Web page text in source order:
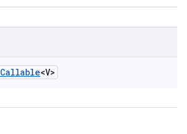
Callable<V>